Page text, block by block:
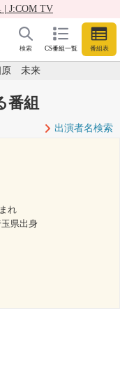
| J:COM TV
CS番組一覧 番組表
検索
原 未来
番組
出演者名検索
れ
県出身